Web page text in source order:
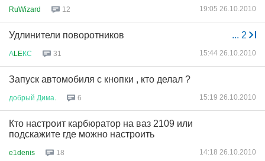
RuWizard 12 19:05 26.10.2010
... 2
Удлинители поворотников
АLEКС 31 15:44 26.10.2010
Запуск автомобиля с кнопки , кто делал ?
добрый Дима 6 15:19 26.10.2010
Кто настроит карбюратор на ваз 2109 или
подскажите где можно настроить
e1denis 18 14:18 26.10.2010